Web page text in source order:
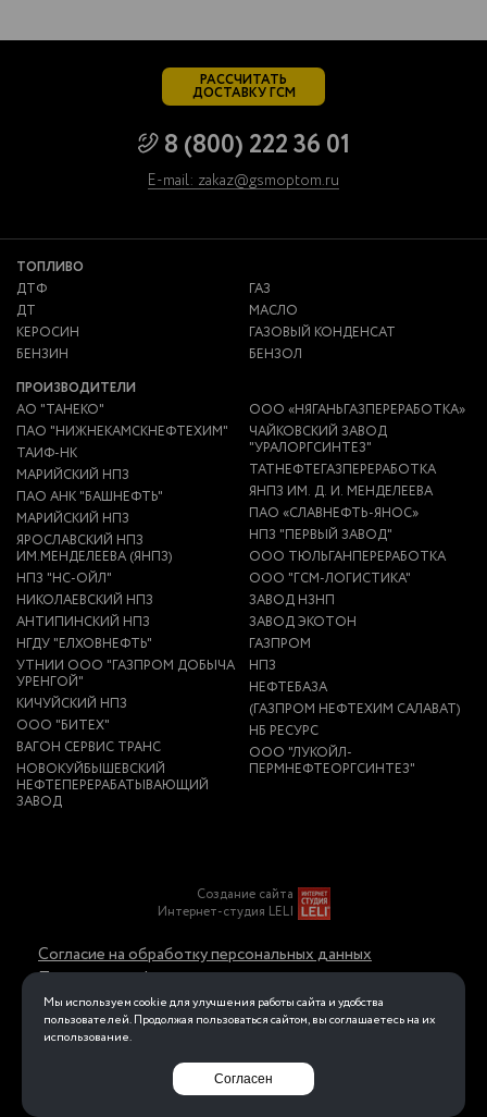
РАССЧИТАТЬ
ДОСТАВКУ ГСМ
8 (800) 222 36 01
E-mail: zakaz@gsmoptom.ru
ТОПЛИВО
ДТФ
ДТ
КЕРОСИН
БЕНЗИН
ГАЗ
МАСЛО
ГАЗОВЫЙ КОНДЕНСАТ
БЕНЗОЛ
ПРОИЗВОДИТЕЛИ
АО "ТАНЕКО"
ПАО "НИЖНЕКАМСКНЕФТЕХИМ"
ТАИФ-НК
МАРИЙСКИЙ НПЗ
ПАО АНК "БАШНЕФТЬ"
МАРИЙСКИЙ НПЗ
ЯРОСЛАВСКИЙ НПЗ
ИМ.МЕНДЕЛЕЕВА (ЯНПЗ)
НПЗ "НС-ОЙЛ"
НИКОЛАЕВСКИЙ НПЗ
АНТИПИНСКИЙ НПЗ
НГДУ "ЕЛХОВНЕФТЬ"
УТНИИ ООО "ГАЗПРОМ ДОБЫЧА
УРЕНГОЙ"
КИЧУЙСКИЙ НПЗ
ООО "БИТЕХ"
ВАГОН СЕРВИС ТРАНС
НОВОКУЙБЫШЕВСКИЙ
НЕФТЕПЕРЕРАБАТЫВАЮЩИЙ
ЗАВОД
ООО «НЯГАНЬГАЗПЕРЕРАБОТКА»
ЧАЙКОВСКИЙ ЗАВОД
"УРАЛОРГСИНТЕЗ"
ТАТНЕФТЕГАЗПЕРЕРАБОТКА
ЯНПЗ ИМ. Д. И. МЕНДЕЛЕЕВА
ПАО «СЛАВНЕФТЬ-ЯНОС»
НПЗ "ПЕРВЫЙ ЗАВОД"
ООО ТЮЛЬГАНПЕРЕРАБОТКА
ООО "ГСМ-ЛОГИСТИКА"
ЗАВОД НЗНП
ЗАВОД ЭКОТОН
ГАЗПРОМ
НПЗ
НЕФТЕБАЗА
(ГАЗПРОМ НЕФТЕХИМ САЛАВАТ)
НБ РЕСУРС
ООО "ЛУКОЙЛ-
ПЕРМНЕФТЕОРГСИНТЕЗ"
Создание сайта
Интернет-студия LELI
Согласие на обработку персональных данных
Политика конфиденциальности в отношении
обработки персональных данных
Перейти на полную версию
Мы используем cookie для улучшения работы сайта и удобства
пользователей. Продолжая пользоваться сайтом, вы соглашаетесь на их
использование.
Согласен